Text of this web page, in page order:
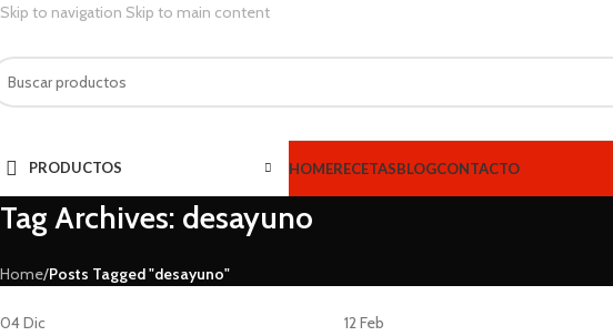
Skip to navigation Skip to main content
PRODUCTOS HOMERECETASBLOGCONTACTO
Tag Archives: desayuno
Home/Posts Tagged "desayuno"
04Dic
12Feb